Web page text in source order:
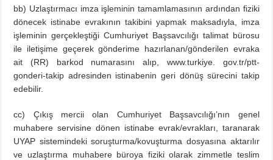
bb) Uzlaştırmacı imza işleminin tamamlamasının ardından fiziki
dönecek istinabe evrakının takibini yapmak maksadıyla, imza
işleminin gerçekleştiği Cumhuriyet Başsavcılığı talimat bürosu
ile iletişime geçerek gönderime hazırlanan/gönderilen evraka
ait (RR) barkod numarasını alıp, www.turkiye. gov.tr/ptt-
gonderi-takip adresinden istinabenin geri dönüş sürecini takip
edebilir.
cc) Çıkış mercii olan Cumhuriyet Başsavcılığı’nın genel
muhabere servisine dönen istinabe evrak/evrakları, taranarak
UYAP sistemindeki soruşturma/kovuşturma dosyasına aktarılır
ve uzlaştırma muhabere büroya fiziki olarak zimmetle teslim